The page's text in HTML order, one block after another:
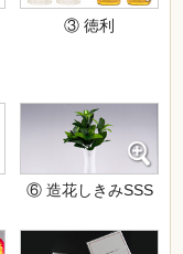
③ 徳利
⑥ 造花しきみSSS